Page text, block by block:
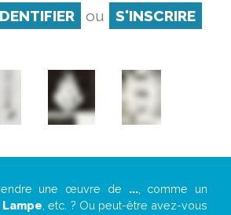
ou S'INSCRIRE
une œuvre de ..., comme un
Lampe , etc. ? Ou peut-être avez-vous